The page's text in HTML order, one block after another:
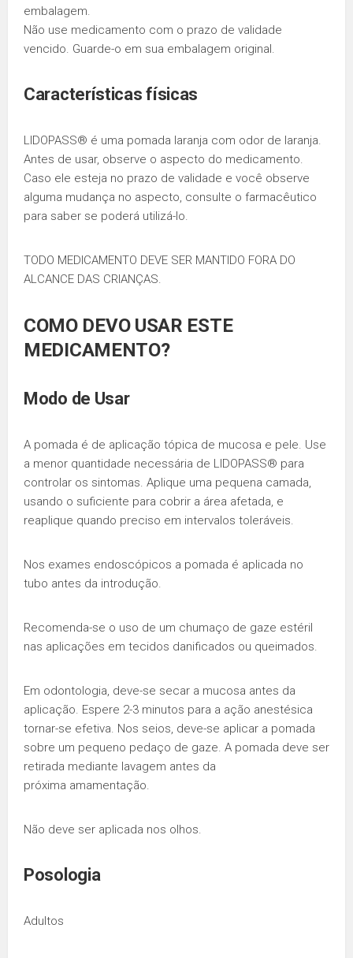
embalagem.
Não use medicamento com o prazo de validade
vencido. Guarde-o em sua embalagem original.
Características físicas
LIDOPASS® é uma pomada laranja com odor de laranja.
Antes de usar, observe o aspecto do medicamento.
Caso ele esteja no prazo de validade e você observe
alguma mudança no aspecto, consulte o farmacêutico
para saber se poderá utilizá-lo.
TODO MEDICAMENTO DEVE SER MANTIDO FORA DO
ALCANCE DAS CRIANÇAS.
COMO DEVO USAR ESTE
MEDICAMENTO?
Modo de Usar
A pomada é de aplicação tópica de mucosa e pele. Use
a menor quantidade necessária de LIDOPASS® para
controlar os sintomas. Aplique uma pequena camada,
usando o suficiente para cobrir a área afetada, e
reaplique quando preciso em intervalos toleráveis.
Nos exames endoscópicos a pomada é aplicada no
tubo antes da introdução.
Recomenda-se o uso de um chumaço de gaze estéril
nas aplicações em tecidos danificados ou queimados.
Em odontologia, deve-se secar a mucosa antes da
aplicação. Espere 2-3 minutos para a ação anestésica
tornar-se efetiva. Nos seios, deve-se aplicar a pomada
sobre um pequeno pedaço de gaze. A pomada deve ser
retirada mediante lavagem antes da
próxima amamentação.
Não deve ser aplicada nos olhos.
Posologia
Adultos